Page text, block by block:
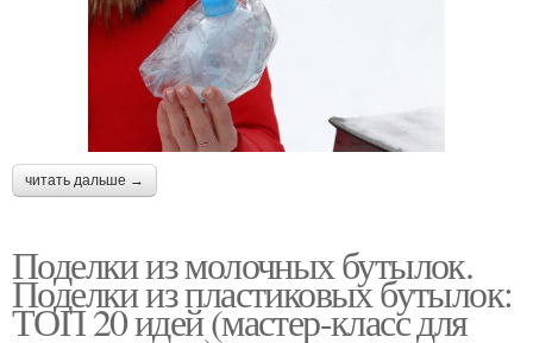
читать дальше →
Поделки из молочных бутылок.
Поделки из пластиковых бутылок:
ТОП 20 идей (мастер-класс для